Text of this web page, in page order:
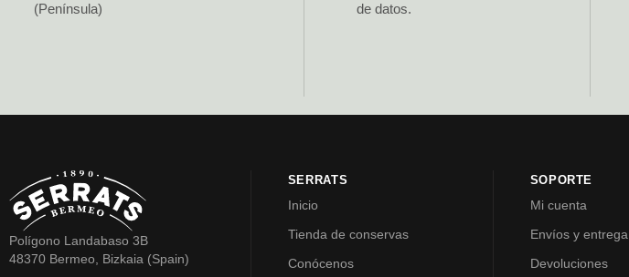
(Península)
de datos.
Polígono Landabaso 3B
48370 Bermeo, Bizkaia (Spain)
SERRATS
Inicio
Tienda de conservas
Conócenos
SOPORTE
Mi cuenta
Envíos y entrega
Devoluciones